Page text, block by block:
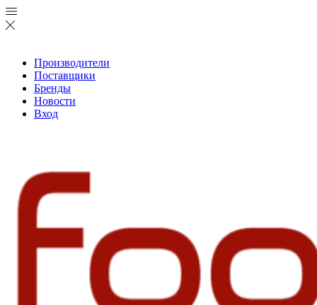
Производители
Поставщики
Бренды
Новости
Вход